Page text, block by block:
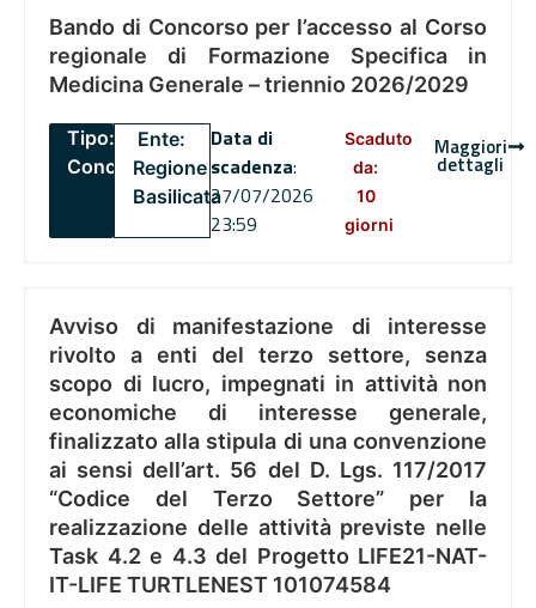
Bando di Concorso per l’accesso al Corso
regionale di Formazione Specifica in
Medicina Generale – triennio 2026/2029
Tipo:
Concorsi
Ente:
Regione
Basilicata
Data di
scadenza:
27/07/2026
23:59
Scaduto
da:
10
giorni
Maggiori
dettagli
Avviso di manifestazione di interesse
rivolto a enti del terzo settore, senza
scopo di lucro, impegnati in attività non
economiche di interesse generale,
finalizzato alla stipula di una convenzione
ai sensi dell’art. 56 del D. Lgs. 117/2017
“Codice del Terzo Settore” per la
realizzazione delle attività previste nelle
Task 4.2 e 4.3 del Progetto LIFE21-NAT-
IT-LIFE TURTLENEST 101074584